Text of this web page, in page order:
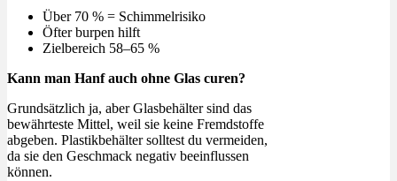
Über 70 % = Schimmelrisiko
Öfter burpen hilft
Zielbereich 58–65 %
Kann man Hanf auch ohne Glas curen?
Grundsätzlich ja, aber Glasbehälter sind das
bewährteste Mittel, weil sie keine Fremdstoffe
abgeben. Plastikbehälter solltest du vermeiden,
da sie den Geschmack negativ beeinflussen
können.